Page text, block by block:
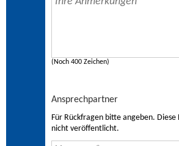
(Noch 400 Zeichen)
Ansprechpartner
Für Rückfragen bitte angeben.
nicht veröffentlicht.